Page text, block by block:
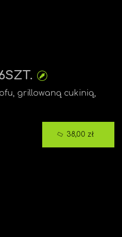
grillowaną cukinią,